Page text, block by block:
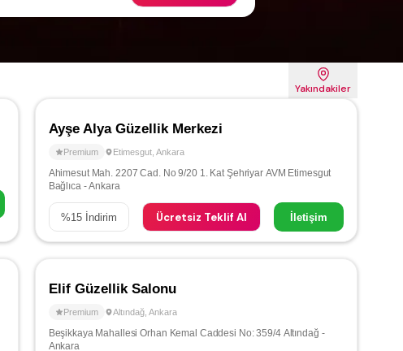
Yakındakiler
Ayşe Alya Güzellik Merkezi
Premium Etimesgut, Ankara
Ahimesut Mah. 2207 Cad. No 9/20 1. Kat Şehriyar AVM Etimesgut
Bağlıca - Ankara
%15İndirim Ücretsiz Teklif Al İletişim
Elif Güzellik Salonu
Premium Altındağ, Ankara
Beşikkaya Mahallesi Orhan Kemal Caddesi No: 359/4 Altındağ -
Ankara